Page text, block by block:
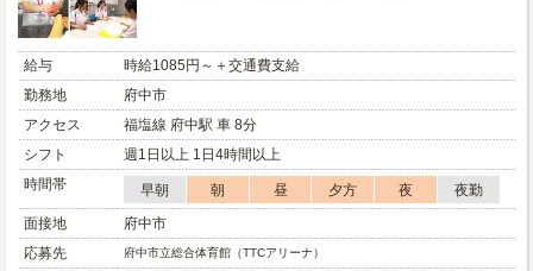
給与
時給1085円～＋交通費支給
勤務地
府中市
アクセス
福塩線 府中駅 車 8分
シフト
週1日以上 1日4時間以上
時間帯
早朝 朝 昼 夕方 夜
夜勤
面接地
府中市
応募先
府中市立総合体育館（TTCアリーナ）